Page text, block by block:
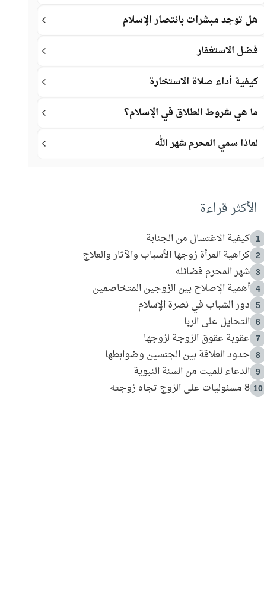
هل توجد مبشرات بانتصار الإسلام
فضل الاستغفار
كيفية أداء صلاة الاستخارة
ما هي شروط الطلاق في الإسلام؟
لماذا سمي المحرم شهر الله
الأكثر قراءة
1 كيفية الاغتسال من الجنابة
2 كراهية المرأة زوجها الأسباب والآثار والعلاج
3 شهر المحرم فضائله
4 أهمية الإصلاح بين الزوجين المتخاصمين
5 دور الشباب في نصرة الإسلام
6 التحايل على الربا
7 عقوبة عقوق الزوجة لزوجها
8 حدود العلاقة بين الجنسين وضوابطها
9 الدعاء للميت من السنة النبوية
10 8 مسئوليات على الزوج تجاه زوجته